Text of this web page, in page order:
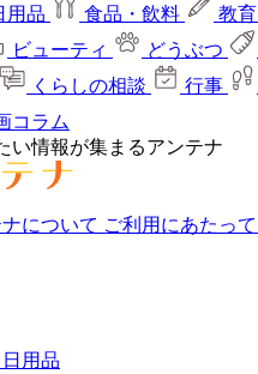
用品 食品・飲料 教育
ビューティ どうぶつ
くらしの相談 行事
コラム
い情報が集まるアンテナ
について ご利用にあたって
用品